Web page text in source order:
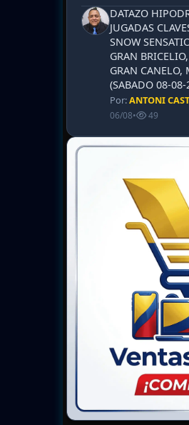
DATAZO
JUGADAS
SNOW
GRAN
GRAN CANELO,
(SABADO 08-
Por:ANTONI
06/08• 49